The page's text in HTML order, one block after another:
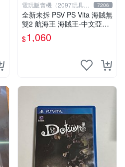
電玩販賣機（2097玩具公
仔舖
7206
全新未拆 PSV PS Vita 海賊無
雙2 航海王 海賊王-中文亞版-
ONE PIECE MUSOU
$1,060